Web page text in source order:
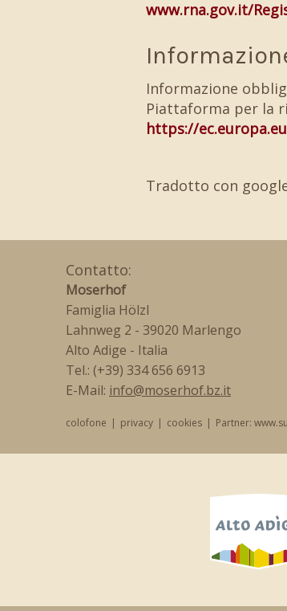
www.rna.gov.it/
Informazione
Piattaforma per la
https://
Tradotto con
Contatto:
Moserhof
Famiglia Hölzl
Lahnweg 2 - 39020 Marlengo
Alto Adige - Italia
Tel.: (+39) 334 656 6913
E-Mail: info@moserhof.bz.it
colofone | privacy | cookies | Partner: